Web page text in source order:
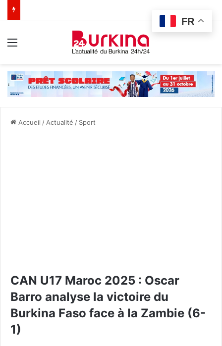
Accueil / Actualité / Sport
CAN U17 Maroc 2025 : Oscar
Barro analyse la victoire du
Burkina Faso face à la Zambie (6-
1)
FR